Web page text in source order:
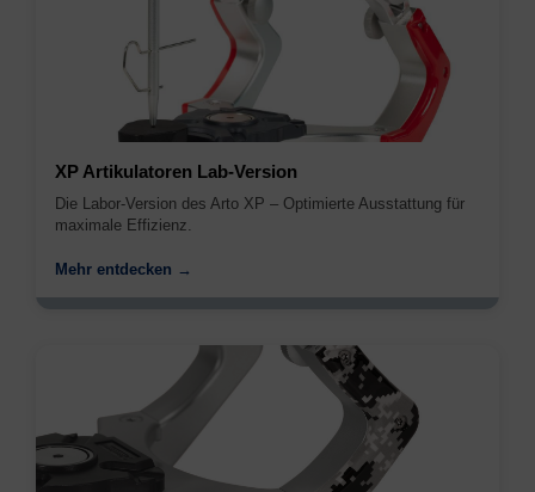
XP Artikulatoren Lab-Version
Die Labor-Version des Arto XP – Optimierte Ausstattung für
maximale Effizienz.
Mehr entdecken →